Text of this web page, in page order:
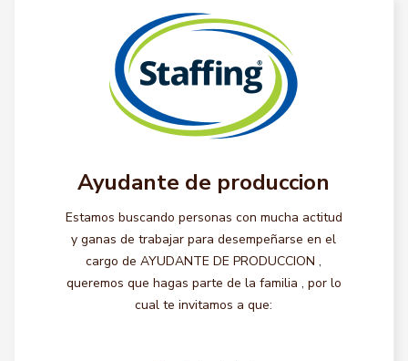
Ayudante de produccion
Estamos buscando personas con mucha actitud
y ganas de trabajar para desempeñarse en el
cargo de AYUDANTE DE PRODUCCION ,
queremos que hagas parte de la familia , por lo
cual te invitamos a que: